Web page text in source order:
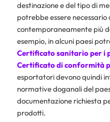
destinazione e del tipo di
potrebbe essere
contemporaneamente più
esempio, in alcuni paesi
Certificato sanitario per i
Certificato di conformità
esportatori devono quindi
normative doganali del
documentazione richiesta
prodotti.